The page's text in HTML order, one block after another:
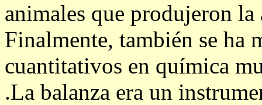
animales que produjeron
Finalmente, también se ha
cuantitativos en química
.La balanza era un